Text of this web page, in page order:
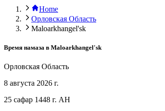
Home
Орловская Область
Maloarkhangel'sk
Время намаза в Maloarkhangel'sk
Орловская Область
8 августа 2026 г.
25 сафар 1448 г. AH